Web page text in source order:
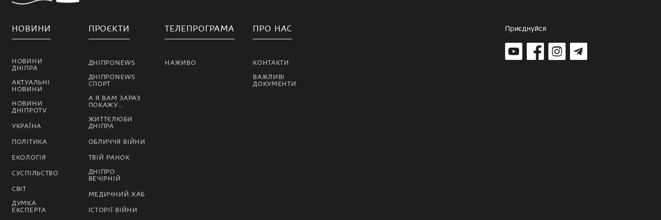
НОВИНИ
НОВИНИ
ДНІПРА
АКТУАЛЬНІ
НОВИНИ
НОВИНИ
ДНІПРОTV
УКРАЇНА
ПОЛІТИКА
ЕКОЛОГІЯ
СУСПІЛЬСТВО
СВІТ
ДУМКА
ЕКСПЕРТА
ПРОЄКТИ
ДНІПРОNEWS
ДНІПРОNEWS
СПОРТ
А Я ВАМ ЗАРАЗ
ПОКАЖУ…
ЖИТТЄЛЮБИ
ДНІПРА
ОБЛИЧЧЯ ВІЙНИ
ТВІЙ РАНОК
ДНІПРО
ВЕЧІРНІЙ
МЕДИЧНИЙ ХАБ
ІСТОРІЇ ВІЙНИ
ТЕЛЕПРОГРАМА
НАЖИВО
ПРО НАС
КОНТАКТИ
ВАЖЛИВІ
ДОКУМЕНТИ
Приєднуйся